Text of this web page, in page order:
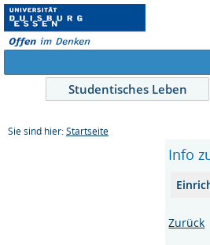
Studentisches Leben
Sie sind hier: Startseite
Info
Zurück